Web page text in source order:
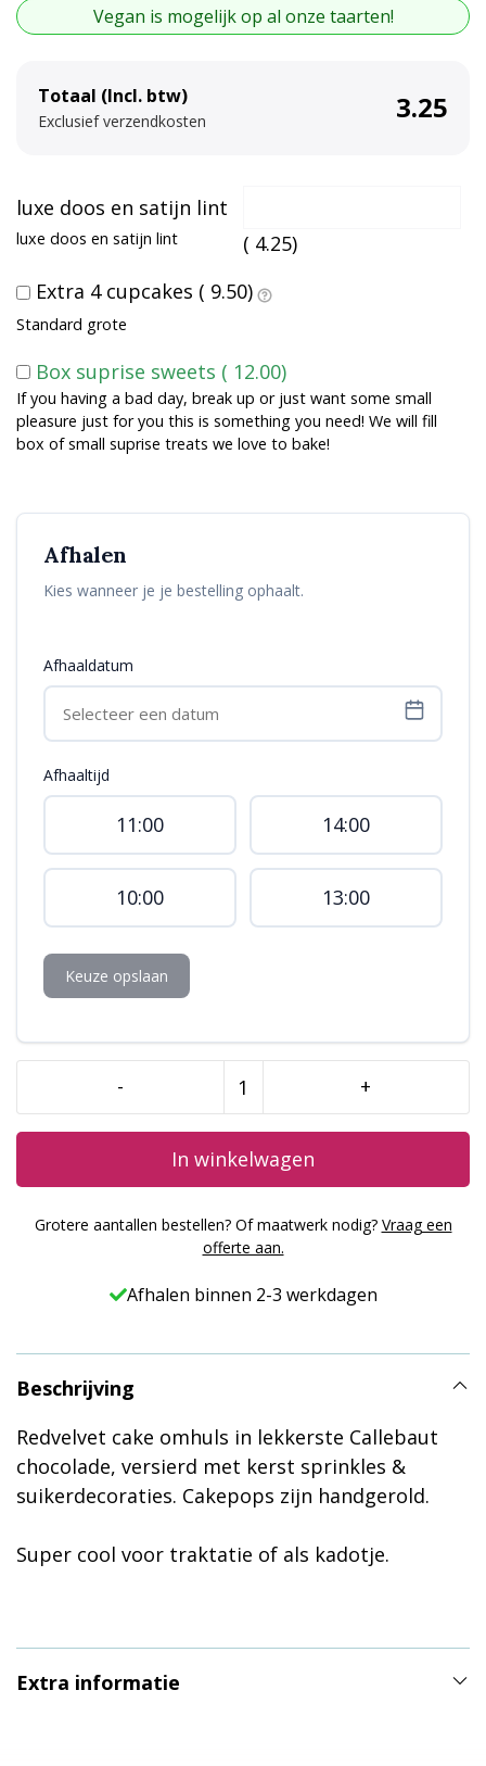
Vegan is mogelijk op al onze taarten!
Totaal (Incl. btw)
Exclusief verzendkosten 3.25
luxe doos en satijn lint
luxe doos en satijn lint ( 4.25)
Extra 4 cupcakes ( 9.50)
Standard grote
Box suprise sweets ( 12.00)
If you having a bad day, break up or just want some small
pleasure just for you this is something you need! We will fill
box of small suprise treats we love to bake!
Afhalen
Kies wanneer je je bestelling ophaalt.
Afhaaldatum
Afhaaltijd
11:00 14:00
10:00 13:00
Keuze opslaan
-
kerst
+
In winkelwagen
n
a
t
v
e
:
Grotere aantallen bestellen? Of maatwerk nodig? Vraag een
offerte aan.
Afhalen binnen 2-3 werkdagen
Beschrijving
Redvelvet cake omhuls in lekkerste Callebaut
chocolade, versierd met kerst sprinkles &
suikerdecoraties. Cakepops zijn handgerold.
Super cool voor traktatie of als kadotje.
Extra informatie